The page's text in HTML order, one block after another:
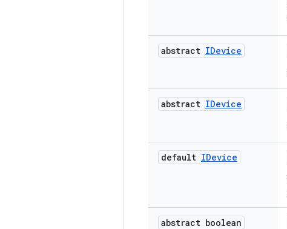
abstract IDevice
abstract IDevice
default IDevice
abstract boolean